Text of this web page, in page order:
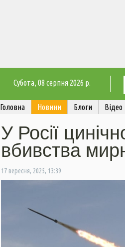
Субота, 08 серпня 2026 р.
Головна Новини Блоги Відео
У Росії
вбивства
17 вересня, 2025, 13:39